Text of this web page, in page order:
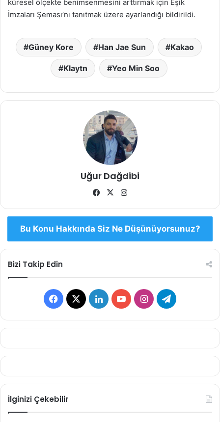
küresel ölçekte benimsenmesini arttırmak için Eşik
İmzaları Şeması’nı tanıtmak üzere ayarlandığı bildirildi.
Güney Kore Han Jae Sun Kakao
Klaytn Yeo Min Soo
Uğur Dağdibi
Facebook
X
Bu Konu Hakkında Siz Ne Düşünüyorsunuz?
Bizi Takip Edin
Facebook
X LinkedInYouTubeInstagramTelegram
İlginizi Çekebilir